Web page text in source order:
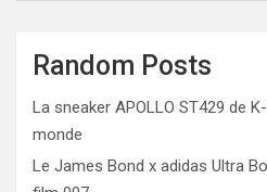
Random Posts
La sneaker APOLLO ST429 de
monde
Le James Bond x adidas Ultra